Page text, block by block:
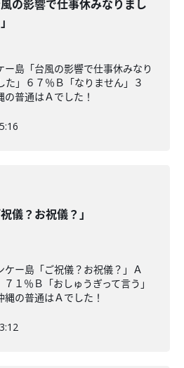
風の影響で仕事休みなりまし
ー島「台風の影響で仕事休みなり
た」６７％Ｂ「なりません」３
普通はＡでした！
祝儀？お祝儀？」
ケー島「ご祝儀？お祝儀？」Ａ
７１％Ｂ「おしゅうぎって言う」
の普通はＡでした！